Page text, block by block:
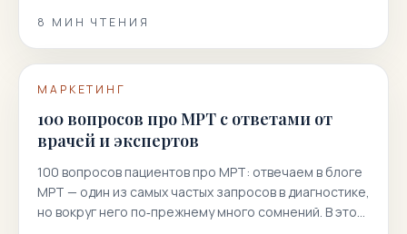
8 МИН ЧТЕНИЯ
МАРКЕТИНГ
100 вопросов про МРТ с ответами от
врачей и экспертов
100 вопросов пациентов про МРТ: отвечаем в блоге
МРТ — один из самых частых запросов в диагностике,
но вокруг него по‑прежнему много сомнений. В этой